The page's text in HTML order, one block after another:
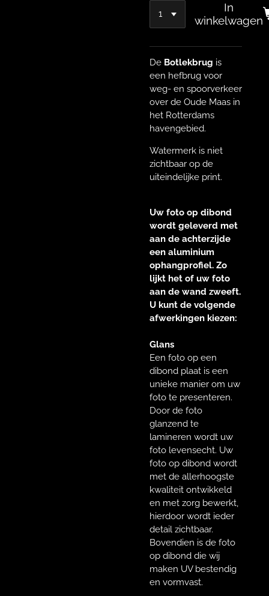
In
winkelwagen
De Botlekbrug is
een hefbrug voor
weg- en spoorverkeer
over de Oude Maas in
het Rotterdams
havengebied.
Watermerk is niet
zichtbaar op de
uiteindelijke print.
Uw foto op dibond
wordt geleverd met
aan de achterzijde
een aluminium
ophangprofiel. Zo
lijkt het of uw foto
aan de wand zweeft.
U kunt de volgende
afwerkingen kiezen:
Glans
Een foto op een
dibond plaat is een
unieke manier om uw
foto te presenteren.
Door de foto
glanzend te
lamineren wordt uw
foto levensecht. Uw
foto op dibond wordt
met de allerhoogste
kwaliteit ontwikkeld
en met zorg bewerkt,
hierdoor wordt ieder
detail zichtbaar.
Bovendien is de foto
op dibond die wij
maken UV bestendig
en vormvast.